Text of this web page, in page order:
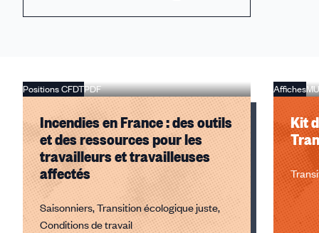
Positions CFDTPDF
Incendies en France : des outils
et des ressources pour les
travailleurs et travailleuses
affectés
Saisonniers, Transition écologique juste,
Conditions de travail
Affiches
Kit